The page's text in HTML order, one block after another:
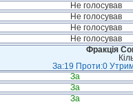
Не голосував
Не голосував
Не голосував
Не голосував
Фракція
За:19 Проти:0
За
За
За